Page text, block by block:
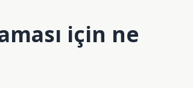
için ne